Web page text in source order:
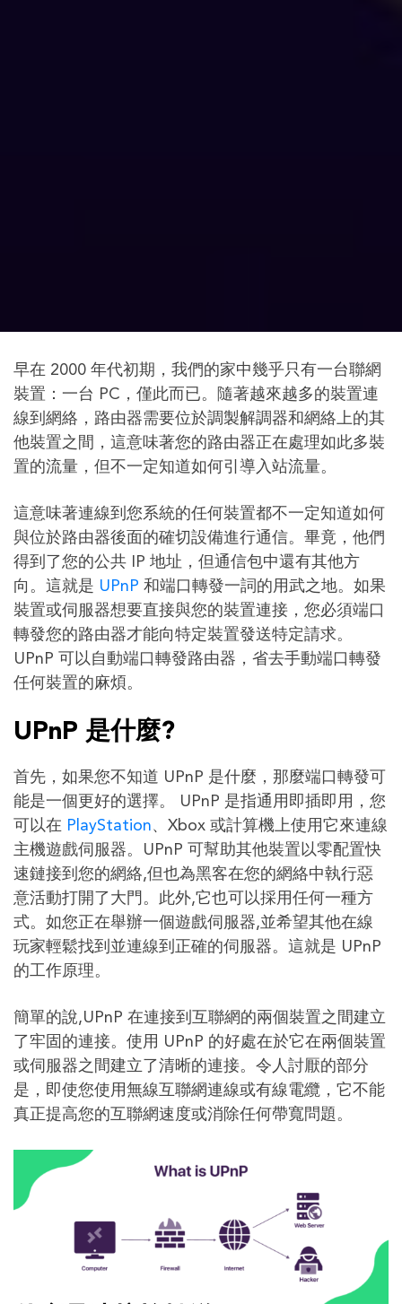
早在 2000 年代初期，我們的家中幾乎只有一台聯網
裝置：一台 PC，僅此而已。隨著越來越多的裝置連
線到網絡，路由器需要位於調製解調器和網絡上的其
他裝置之間，這意味著您的路由器正在處理如此多裝
置的流量，但不一定知道如何引導入站流量。
這意味著連線到您系統的任何裝置都不一定知道如何
與位於路由器後面的確切設備進行通信。畢竟，他們
得到了您的公共 IP 地址，但通信包中還有其他方
向。這就是 UPnP 和端口轉發一詞的用武之地。如果
裝置或伺服器想要直接與您的裝置連接，您必須端口
轉發您的路由器才能向特定裝置發送特定請求。
UPnP 可以自動端口轉發路由器，省去手動端口轉發
任何裝置的麻煩。
UPnP 是什麼?
首先，如果您不知道 UPnP 是什麼，那麼端口轉發可
能是一個更好的選擇。 UPnP 是指通用即插即用，您
可以在 PlayStation、Xbox 或計算機上使用它來連線
主機遊戲伺服器。UPnP 可幫助其他裝置以零配置快
速鏈接到您的網絡,但也為黑客在您的網絡中執行惡
意活動打開了大門。此外,它也可以採用任何一種方
式。如您正在舉辦一個遊戲伺服器,並希望其他在線
玩家輕鬆找到並連線到正確的伺服器。這就是 UPnP
的工作原理。
簡單的說,UPnP 在連接到互聯網的兩個裝置之間建立
了牢固的連接。使用 UPnP 的好處在於它在兩個裝置
或伺服器之間建立了清晰的連接。令人討厭的部分
是，即使您使用無線互聯網連線或有線電纜，它不能
真正提高您的互聯網速度或消除任何帶寬問題。